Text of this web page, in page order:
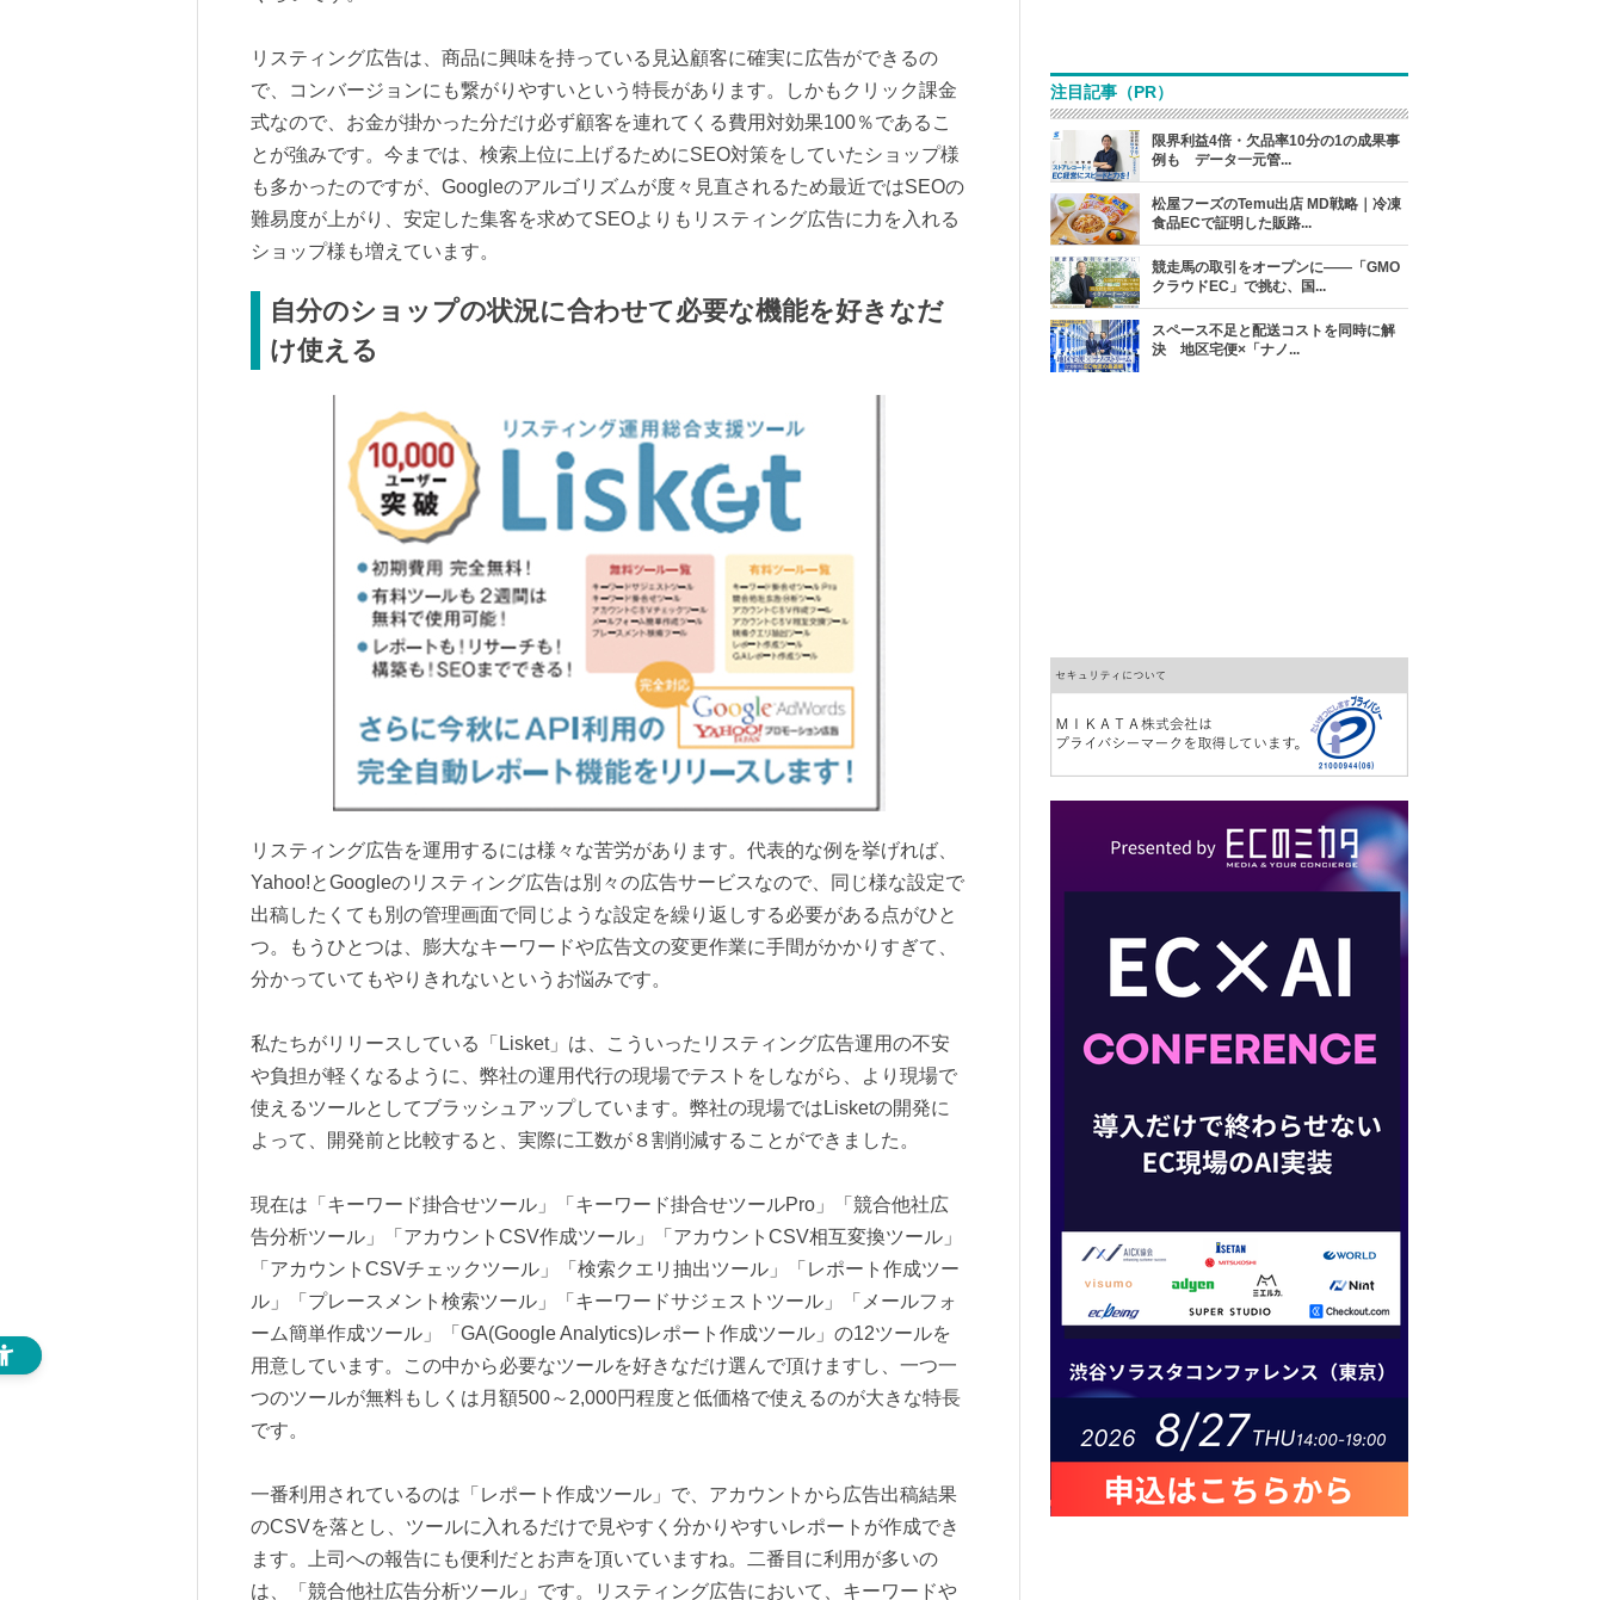
リスティング広告は、商品に興味を持っている見込顧客に確実に広告ができるの
で、コンバージョンにも繋がりやすいという特長があります。しかもクリック課金
式なので、お金が掛かった分だけ必ず顧客を連れてくる費用対効果100％であるこ
とが強みです。今までは、検索上位に上げるためにSEO対策をしていたショップ様
も多かったのですが、Googleのアルゴリズムが度々見直されるため最近ではSEOの
難易度が上がり、安定した集客を求めてSEOよりもリスティング広告に力を入れる
ショップ様も増えています。
自分のショップの状況に合わせて必要な機能を好きなだ
け使える
リスティング広告を運用するには様々な苦労があります。代表的な例を挙げれば、
Yahoo!とGoogleのリスティング広告は別々の広告サービスなので、同じ様な設定で
出稿したくても別の管理画面で同じような設定を繰り返しする必要がある点がひと
つ。もうひとつは、膨大なキーワードや広告文の変更作業に手間がかかりすぎて、
分かっていてもやりきれないというお悩みです。
私たちがリリースしている「Lisket」は、こういったリスティング広告運用の不安
や負担が軽くなるように、弊社の運用代行の現場でテストをしながら、より現場で
使えるツールとしてブラッシュアップしています。弊社の現場ではLisketの開発に
よって、開発前と比較すると、実際に工数が８割削減することができました。
現在は「キーワード掛合せツール」「キーワード掛合せツールPro」「競合他社広
告分析ツール」「アカウントCSV作成ツール」「アカウントCSV相互変換ツール」
「アカウントCSVチェックツール」「検索クエリ抽出ツール」「レポート作成ツー
ル」「プレースメント検索ツール」「キーワードサジェストツール」「メールフォ
ーム簡単作成ツール」「GA(Google Analytics)レポート作成ツール」の12ツールを
用意しています。この中から必要なツールを好きなだけ選んで頂けますし、一つ一
つのツールが無料もしくは月額500～2,000円程度と低価格で使えるのが大きな特長
です。
一番利用されているのは「レポート作成ツール」で、アカウントから広告出稿結果
のCSVを落とし、ツールに入れるだけで見やすく分かりやすいレポートが作成でき
ます。上司への報告にも便利だとお声を頂いていますね。二番目に利用が多いの
は、「競合他社広告分析ツール」です。リスティング広告において、キーワードや
注目記事（PR）
限界利益4倍・欠品率10分の1の成果事
例も データ一元管...
松屋フーズのTemu出店 MD戦略｜冷凍
食品ECで証明した販路...
競走馬の取引をオープンに――「GMO
クラウドEC」で挑む、国...
スペース不足と配送コストを同時に解
決 地区宅便×「ナノ...